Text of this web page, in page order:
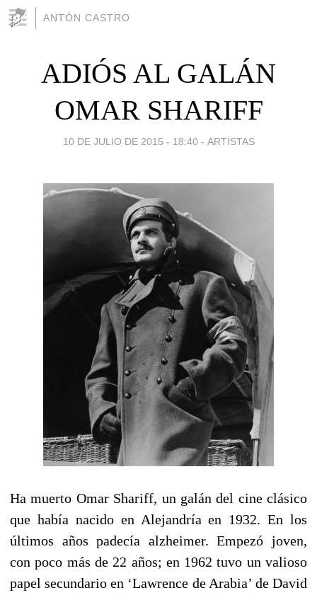
ANTÓN CASTRO
ADIÓS AL GALÁN
OMAR SHARIFF
10 DE JULIO DE 2015 - 18:40 - ARTISTAS
Ha muerto Omar Shariff, un galán del cine clásico
que había nacido en Alejandría en 1932. En los
últimos años padecía alzheimer. Empezó joven,
con poco más de 22 años; en 1962 tuvo un valioso
papel secundario en ‘Lawrence de Arabia’ de David